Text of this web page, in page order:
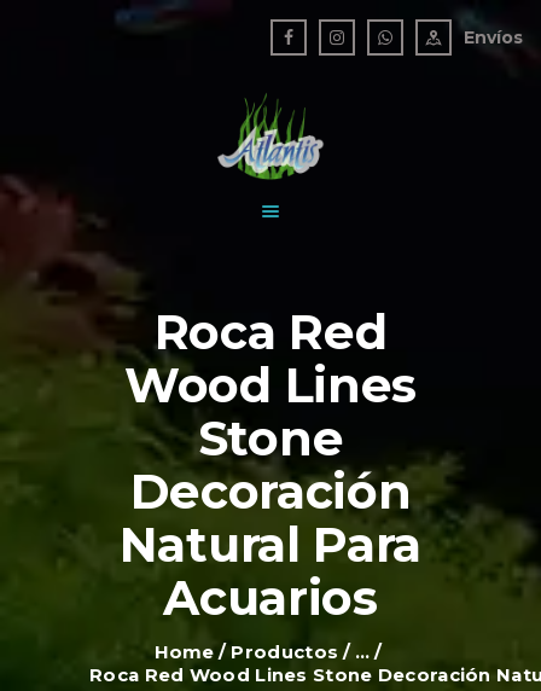
Envíos
Roca Red
Wood Lines
Stone
Decoración
Natural Para
Acuarios
Home Productos
...
Roca Red Wood Lines Stone Decoración
ATLANTIS ACUARIO
Un mundo bajo el agua
TIENDA